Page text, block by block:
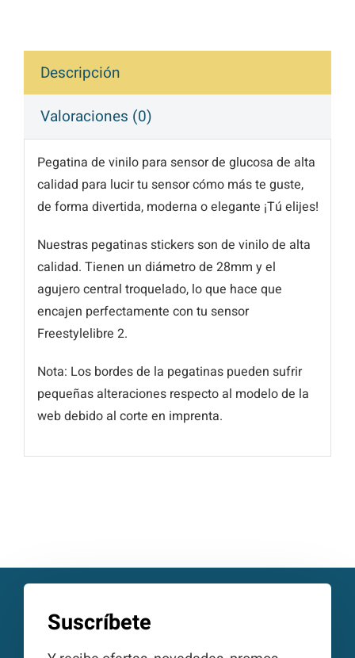
Descripción
Valoraciones (0)
Pegatina de vinilo para sensor de glucosa de alta
calidad para lucir tu sensor cómo más te guste,
de forma divertida, moderna o elegante ¡Tú elijes!
Nuestras pegatinas stickers son de vinilo de alta
calidad. Tienen un diámetro de 28mm y el
agujero central troquelado, lo que hace que
encajen perfectamente con tu sensor
Freestylelibre 2.
Nota: Los bordes de la pegatinas pueden sufrir
pequeñas alteraciones respecto al modelo de la
web debido al corte en imprenta.
Suscríbete